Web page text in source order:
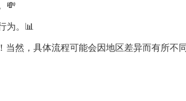
💸
为。📊
然，具体流程可能会因地区差异而有所不